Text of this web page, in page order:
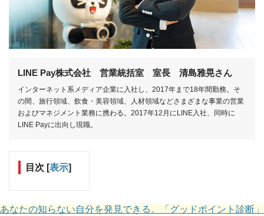
LINE Pay株式会社 営業統括室 室長 清島雅晃さん
インターネット系メディア企業に入社し、2017年まで18年間勤務。そ
の間、旅行領域、飲食・美容領域、人材領域などさまざまな事業の営業
およびマネジメント業務に携わる。2017年12月にLINE入社、同時に
LINE Payに出向し現職。
目次 [表示]
あなたの知らない自分を発見できる。「グッドポイント診断」